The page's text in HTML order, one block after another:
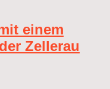
einem
Zellerau